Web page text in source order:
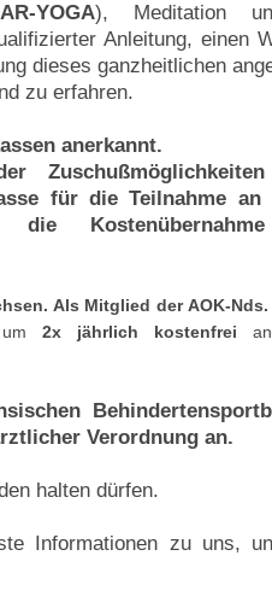
YOGA), Meditation
Anleitung, einen
dieses ganzheitlichen
zu erfahren.
anerkannt.
für die Teilnahme an
die
Als Mitglied der AOK-Nds.
um2x jährlich kostenfrei
Verordnung an.
halten dürfen.
Informationen zu uns,